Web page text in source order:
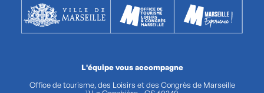
L'équipe vous accompagne
Office de tourisme, des Loisirs et des Congrès de Marseille